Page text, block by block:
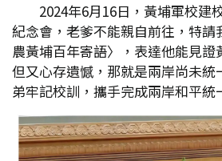
2024年6月16日，黃埔軍校建
紀念會，老爹不能親自前往，特請
農黃埔百年寄語〉，表達他能見證
但又心存遺憾，那就是兩岸尚未統
弟牢記校訓，攜手完成兩岸和平統